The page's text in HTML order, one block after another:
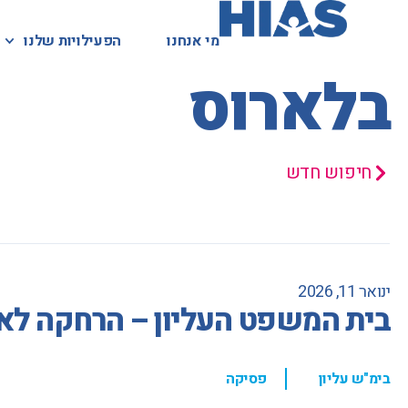
מי אנחנו הפעילויות שלנו מי אנחנו הפעילויות שלנו המאגר המשפטי
בלארוס
חיפוש חדש
ינואר 11, 2026
בית המשפט העליון – הרחקה
בימ"ש עליון , פסיקה